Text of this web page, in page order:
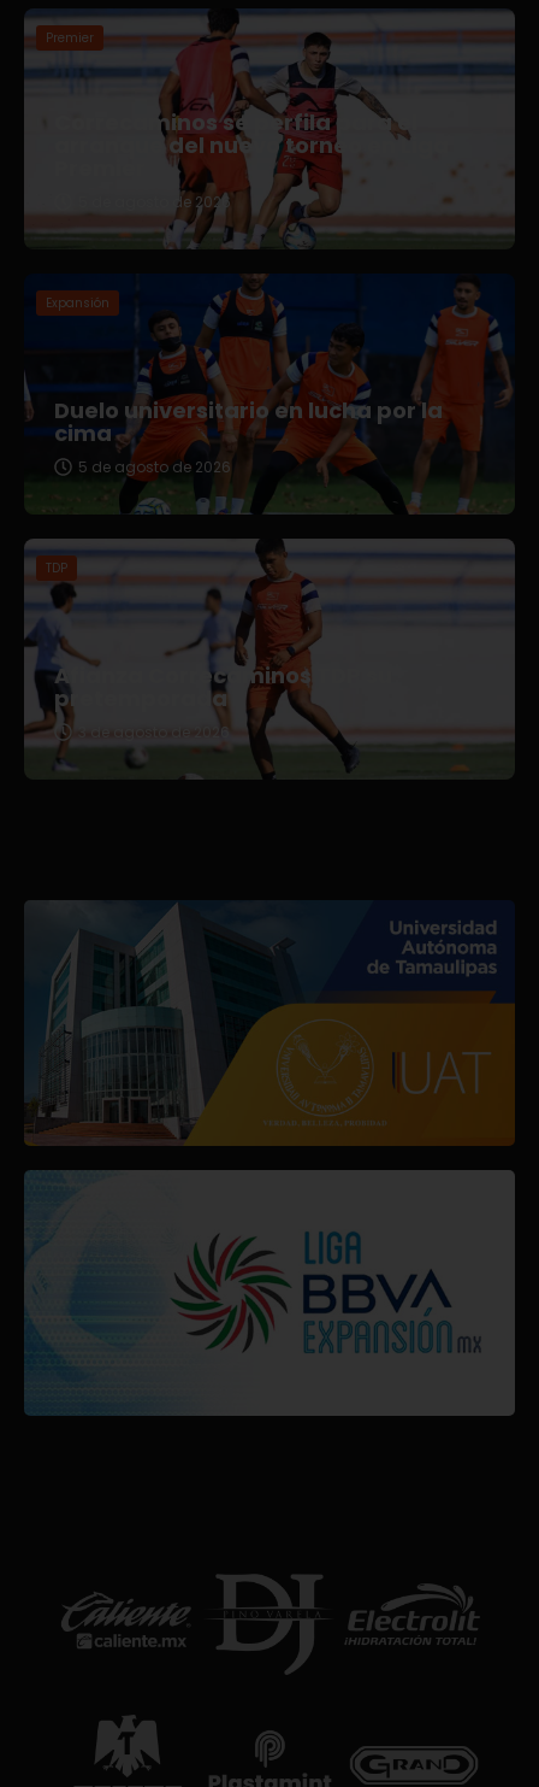
Premier
Correcaminos se perfila para el
arranque del nuevo torneo en Liga
5 de agosto de 2026
Expansión
Duelo universitario en lucha por la
cima
5 de agosto de 2026
TDP
Afianza Correcaminos TDP su
pretemporada
3 de agosto de 2026